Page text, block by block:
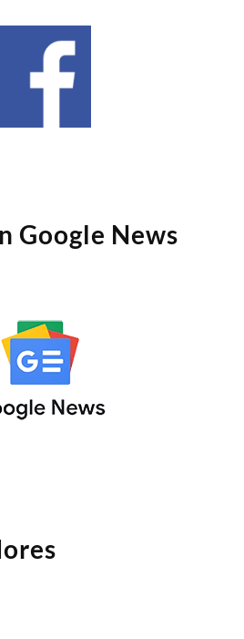
Google News